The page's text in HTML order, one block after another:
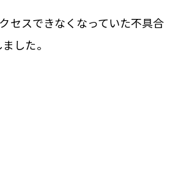
セスできなくなっていた不具合
した。